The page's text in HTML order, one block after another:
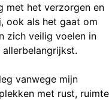
met het verzorgen en
ook als het gaat om
zich veilig voelen in
vanwege mijn
met rust, ruimte